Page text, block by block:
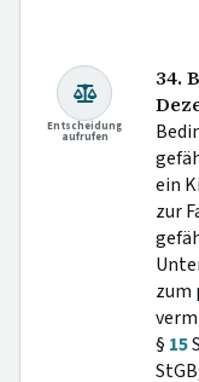
Entscheidung
aufrufen
34.
ein
zur
zum
§ 15